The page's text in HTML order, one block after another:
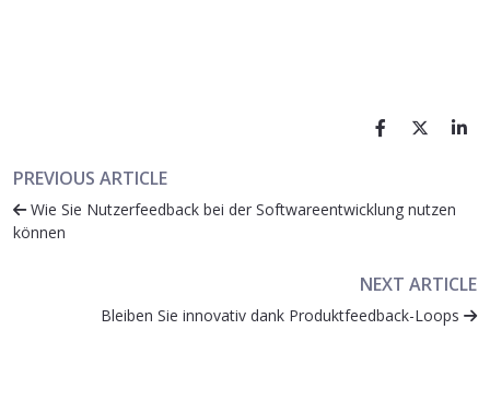
PREVIOUS ARTICLE
Wie Sie Nutzerfeedback bei der Softwareentwicklung nutzen
können
NEXT ARTICLE
Bleiben Sie innovativ dank Produktfeedback-Loops